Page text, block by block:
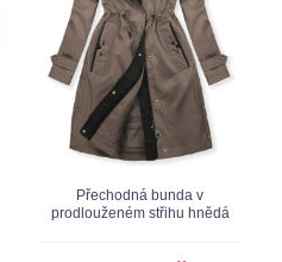
Přechodná bunda v
prodlouženém střihu hnědá